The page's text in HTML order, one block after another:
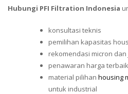
Hubungi PFI Filtration Indonesia
konsultasi teknis
pemilihan kapasitas
rekomendasi micron
penawaran harga terbaik
material pilihan housing
untuk industrial